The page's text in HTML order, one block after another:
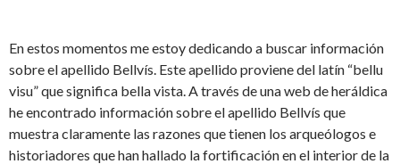
En estos momentos me estoy dedicando a buscar información
sobre el apellido Bellvís. Este apellido proviene del latín “bellu
visu” que significa bella vista. A través de una web de heráldica
he encontrado información sobre el apellido Bellvís que
muestra claramente las razones que tienen los arqueólogos e
historiadores que han hallado la fortificación en el interior de la